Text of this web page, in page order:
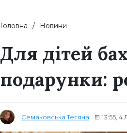
Головна Новини
Для дітей
подарунки:
Семаковська Тетяна 13:55, 4